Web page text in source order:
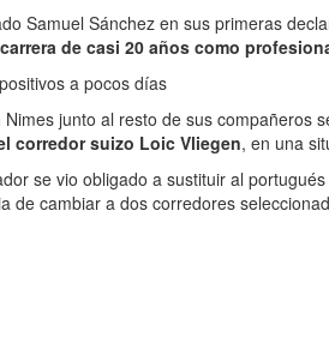
Samuel Sánchez en sus primeras
de casi 20 años como
a pocos días
junto al resto de sus
corredor suizo Loic Vliegen, en una
se vio obligado a sustituir al portugués
de cambiar a dos corredores